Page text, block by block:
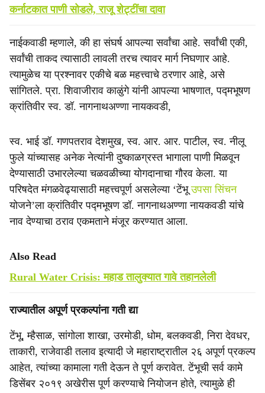
कर्नाटकात पाणी सोडले, राजू शेट्टींचा दावा
नाईकवाडी म्हणाले, की हा संघर्ष आपल्या सर्वांचा आहे. सर्वांची एकी,
सर्वांची ताकद त्यासाठी लावली तरच त्यावर मार्ग निघणार आहे.
त्यामुळेच या प्रश्नावर एकीचे बळ महत्त्वाचे ठरणार आहे, असे
सांगितले. प्रा. शिवाजीराव काळुंगे यांनी आपल्या भाषणात, पद्मभूषण
क्रांतिवीर स्व. डॉ. नागनाथअण्णा नायकवडी,
स्व. भाई डॉ. गणपतराव देशमुख, स्व. आर. आर. पाटील, स्व. नीलू
फुले यांच्यासह अनेक नेत्यांनी दुष्काळग्रस्त भागाला पाणी मिळवून
देण्यासाठी उभारलेल्या चळवळीच्या योगदानाचा गौरव केला. या
परिषदेत मंगळवेढ्यासाठी महत्त्वपूर्ण असलेल्या ‘टेंभूउपसा सिंचन
योजने’ला क्रांतिवीर पद्मभूषण डॉ. नागनाथअण्णा नायकवडी यांचे
नाव देण्याचा ठराव एकमताने मंजूर करण्यात आला.
Also Read
Rural Water Crisis: महाड तालुक्यात गावे तहानलेली
राज्यातील अपूर्ण प्रकल्पांना गती द्या
टेंभू, म्हैसाळ, सांगोला शाखा, उरमोडी, धोम, बलकवडी, निरा देवधर,
ताकारी, राजेवाडी तलाव इत्यादी जे महाराष्ट्रातील २६ अपूर्ण प्रकल्प
आहेत, त्यांच्या कामाला गती देऊन ते पूर्ण करावेत. टेंभूची सर्व कामे
डिसेंबर २०१९ अखेरीस पूर्ण करण्याचे नियोजन होते, त्यामुळे ही